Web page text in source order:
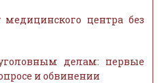
медицинского центра без
делам: первые
и обвинении